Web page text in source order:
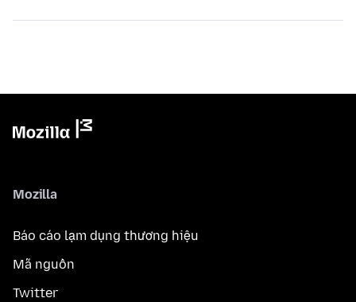
Mozilla
Báo cáo lạm dụng thương hiệu
Mã nguồn
Twitter